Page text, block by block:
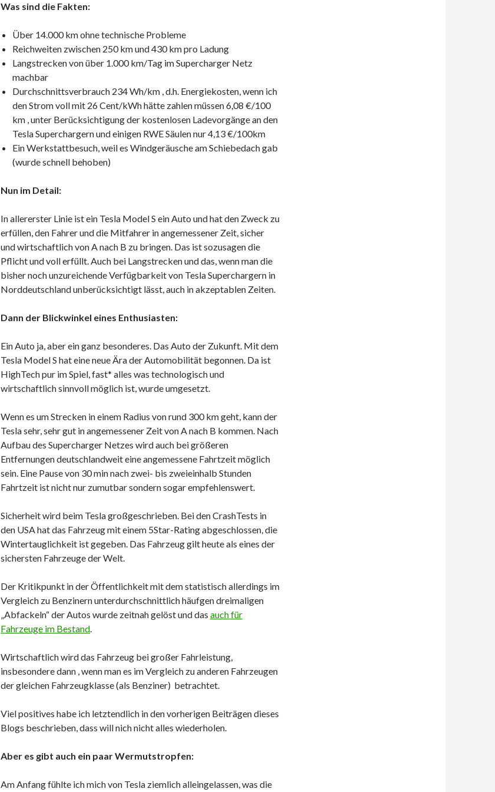
Was sind die Fakten:
Über 14.000 km ohne technische Probleme
Reichweiten zwischen 250 km und 430 km pro Ladung
Langstrecken von über 1.000 km/Tag im Supercharger Netz
machbar
Durchschnittsverbrauch 234 Wh/km , d.h. Energiekosten, wenn ich
den Strom voll mit 26 Cent/kWh hätte zahlen müssen 6,08 €/100
km , unter Berücksichtigung der kostenlosen Ladevorgänge an den
Tesla Superchargern und einigen RWE Säulen nur 4,13 €/100km
Ein Werkstattbesuch, weil es Windgeräusche am Schiebedach gab
(wurde schnell behoben)
Nun im Detail:
In allererster Linie ist ein Tesla Model S ein Auto und hat den Zweck zu
erfüllen, den Fahrer und die Mitfahrer in angemessener Zeit, sicher
und wirtschaftlich von A nach B zu bringen. Das ist sozusagen die
Pflicht und voll erfüllt. Auch bei Langstrecken und das, wenn man die
bisher noch unzureichende Verfügbarkeit von Tesla Superchargern in
Norddeutschland unberücksichtigt lässt, auch in akzeptablen Zeiten.
Dann der Blickwinkel eines Enthusiasten:
Ein Auto ja, aber ein ganz besonderes. Das Auto der Zukunft. Mit dem
Tesla Model S hat eine neue Ära der Automobilität begonnen. Da ist
HighTech pur im Spiel, fast* alles was technologisch und
wirtschaftlich sinnvoll möglich ist, wurde umgesetzt.
Wenn es um Strecken in einem Radius von rund 300 km geht, kann der
Tesla sehr, sehr gut in angemessener Zeit von A nach B kommen. Nach
Aufbau des Supercharger Netzes wird auch bei größeren
Entfernungen deutschlandweit eine angemessene Fahrtzeit möglich
sein. Eine Pause von 30 min nach zwei- bis zweieinhalb Stunden
Fahrtzeit ist nicht nur zumutbar sondern sogar empfehlenswert.
Sicherheit wird beim Tesla großgeschrieben. Bei den CrashTests in
den USA hat das Fahrzeug mit einem 5Star-Rating abgeschlossen, die
Wintertauglichkeit ist gegeben. Das Fahrzeug gilt heute als eines der
sichersten Fahrzeuge der Welt.
Der Kritikpunkt in der Öffentlichkeit mit dem statistisch allerdings im
Vergleich zu Benzinern unterdurchschnittlich häufgen dreimaligen
„Abfackeln“ der Autos wurde zeitnah gelöst und das auch für
Fahrzeuge im Bestand.
Wirtschaftlich wird das Fahrzeug bei großer Fahrleistung,
insbesondere dann , wenn man es im Vergleich zu anderen Fahrzeugen
der gleichen Fahrzeugklasse (als Benziner) betrachtet.
Viel positives habe ich letztendlich in den vorherigen Beiträgen dieses
Blogs beschrieben, dass will nich nicht alles wiederholen.
Aber es gibt auch ein paar Wermutstropfen:
Am Anfang fühlte ich mich von Tesla ziemlich alleingelassen, was die